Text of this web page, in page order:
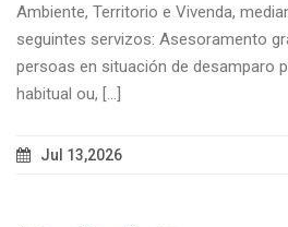
Ambiente, Territorio e Vivenda,
seguintes servizos: Asesoramento
persoas en situación de desamparo
habitual ou, [...]
Jul 13,2026